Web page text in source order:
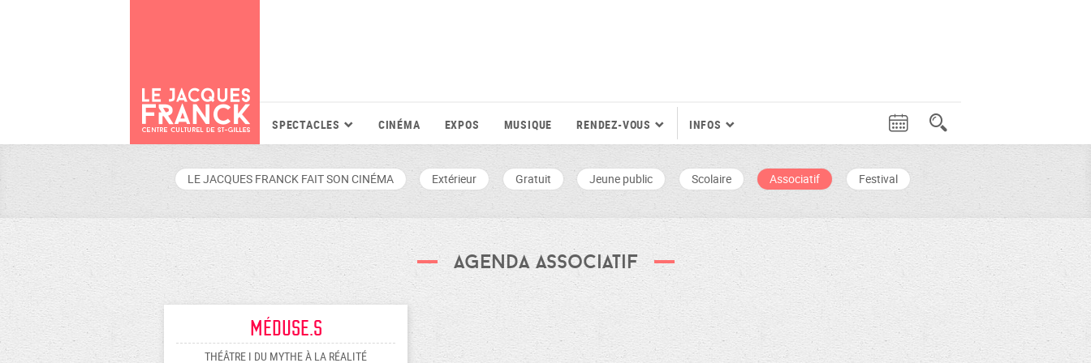
SPECTACLES CINÉMA EXPOS MUSIQUE RENDEZ-VOUS INFOS
LE JACQUES FRANCK FAIT SON CINÉMA Extérieur Gratuit Jeune public Scolaire Associatif Festival
agenda associatif
Méduse.s
THÉÂTRE I DU MYTHE À LA RÉALITÉ